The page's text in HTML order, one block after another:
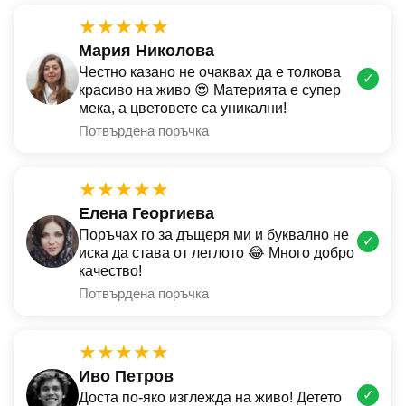
★★★★★
Мария Николова
Честно казано не очаквах да е толкова
красиво на живо 😍 Материята е супер
мека, а цветовете са уникални!
Потвърдена поръчка
✓
★★★★★
Елена Георгиева
Поръчах го за дъщеря ми и буквално не
иска да става от леглото 😂 Много добро
качество!
Потвърдена поръчка
✓
★★★★★
Иво Петров
Доста по-яко изглежда на живо! Детето
✓